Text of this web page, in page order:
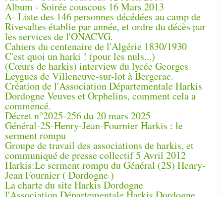
Album - Soirée couscous 16 Mars 2013
A- Liste des 146 personnes décédées au camp de
Rivesaltes établie par année, et ordre du décès par
les services de l'ONACVG.
Cahiers du centenaire de l'Algérie 1830/1930
C'est quoi un harki ! (pour les nuls...)
(Cœurs de harkis) interview du lycée Georges
Leygues de Villeneuve-sur-lot à Bergerac.
Création de l'Association Départementale Harkis
Dordogne Veuves et Orphelins, comment cela a
commencé.
Décret n°2025-256 du 20 mars 2025
Général-2S-Henry-Jean-Fournier Harkis : le
serment rompu
Groupe de travail des associations de harkis, et
communiqué de presse collectif 5 Avril 2012
Harkis:Le serment rompu du Général (2S) Henry-
Jean Fournier ( Dordogne )
La charte du site Harkis Dordogne